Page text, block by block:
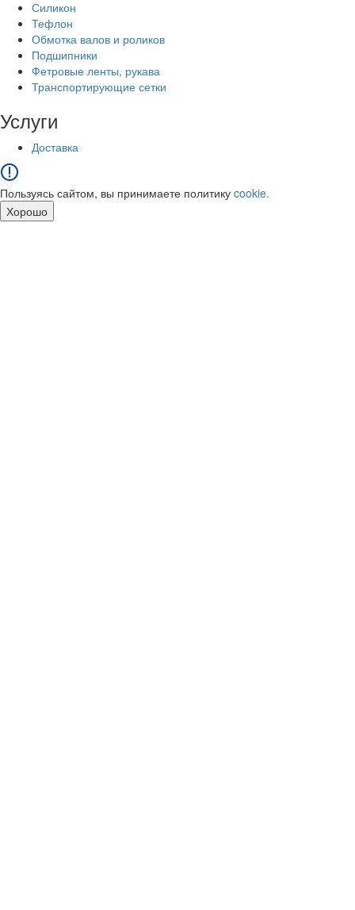
Силикон
Тефлон
Обмотка валов и роликов
Подшипники
Фетровые ленты, рукава
Транспортирующие сетки
Услуги
Доставка
Пользуясь сайтом, вы принимаете политику cookie.
Хорошо